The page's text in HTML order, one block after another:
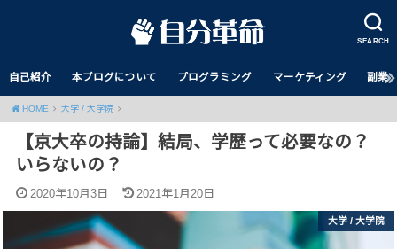
SEARCH
自己紹介 本ブログについて プログラミング マーケティング 副業
HOME 大学 / 大学院
【京大卒の持論】結局、学歴って必要なの？
いらないの？
2020年10月3日 2021年1月20日
大学 / 大学院